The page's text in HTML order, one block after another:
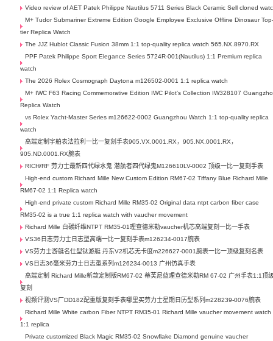
Video review of AET Patek Philippe Nautilus 5711 Series Black Ceramic Sell cloned
M+ Tudor Submariner Extreme Edition Google Employee Exclusive Offline Dinosaur
tier Replica Watch
The JJZ Hublot Classic Fusion 38mm 1:1 top-quality replica watch 565.NX.8970.RX
PPF Patek Philippe Sport Elegance Series 5724R-001(Nautilus) 1:1 Premium replica
watch
The 2026 Rolex Cosmograph Daytona m126502-0001 1:1 replica watch
M+ IWC F63 Racing Commemorative Edition IWC Pilot's Collection IW328107
Replica Watch
vs Rolex Yacht-Master Series m126622-0002 Guangzhou Watch 1:1 top-quality replica
watch
高端定制宇舶表法拉利一比一复刻手表905.VX.0001.RX，905.NX.0001.RX，
905.ND.0001.RX腕表
RICH/RF 劳力士最新四代绿水鬼 潜航者四代绿鬼M126610LV-0002 顶级一比一复刻手表
High-end custom Richard Mille New Custom Edition RM67-02 Tiffany Blue Richard Mille
RM67-02 1:1 Replica watch
High-end private custom Richard Mille RM35-02 Original data ntpt carbon fiber case
RM35-02 is a true 1:1 replica watch with vaucher movement
Richard Mille 白碳纤维NTPT RM35-01理查德米勒vaucher机芯高端复刻一比一手表
VS36日志劳力士日志型高端一比一复刻手表m126234-0017腕表
VS劳力士游艇名仕型钛游艇 丹东V2机芯无卡度m226627-0001腕表一比一顶级复刻名表
VS日志36毫米劳力士日志型系列m126234-0013 广州仿真手表
高端定制 Richard Mille新款定制版RM67-02 蒂芙尼蓝理查德米勒RM 67-02 广州手表1:1顶
复刻
视频评测VS厂DD182配重版复刻手表哪里买劳力士星期日历型系列m228239-0076腕表
Richard Mille White carbon Fiber NTPT RM35-01 Richard Mille vaucher movement watch
1:1 replica
Private customized Black Magic RM35-02 Snowflake Diamond genuine vaucher